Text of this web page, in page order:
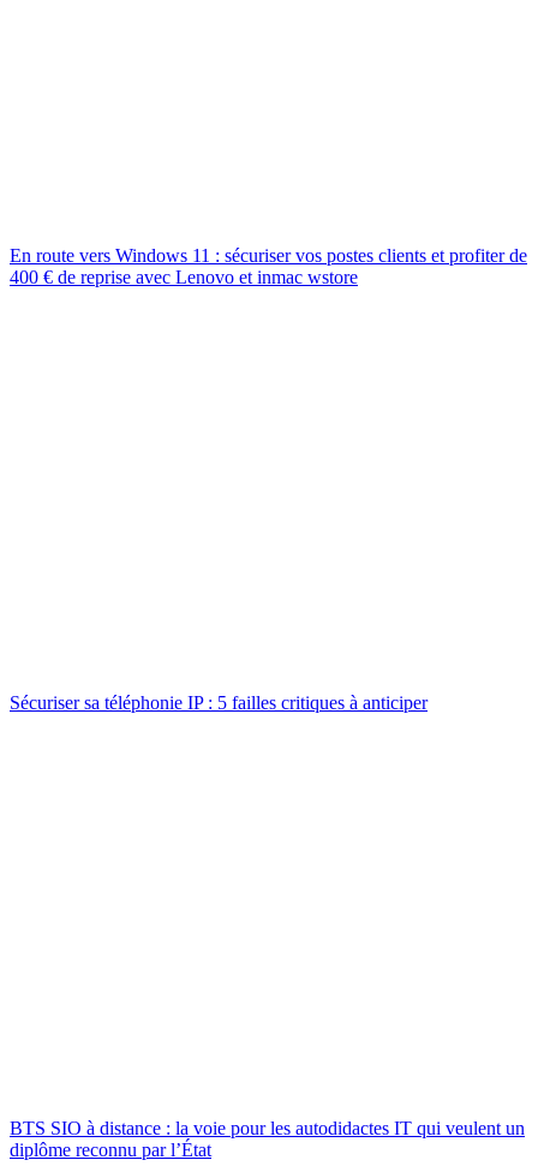
En route vers Windows 11 : sécuriser vos postes clients et profiter de
400 € de reprise avec Lenovo et inmac wstore
Sécuriser sa téléphonie IP : 5 failles critiques à anticiper
BTS SIO à distance : la voie pour les autodidactes IT qui veulent un
diplôme reconnu par l’État